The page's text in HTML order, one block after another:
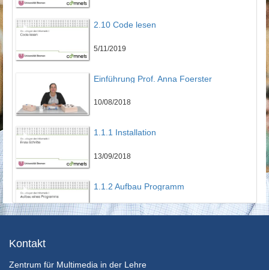
2.10 Code lesen
5/11/2019
Einführung Prof. Anna Foerster
10/08/2018
1.1.1 Installation
13/09/2018
1.1.2 Aufbau Programm
13/09/2018
13/09/2018
Kontakt
Zentrum für Multimedia in der Lehre